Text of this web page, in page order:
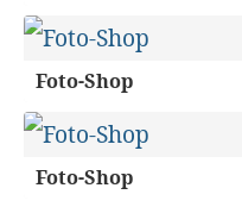
Foto-Shop
Foto-Shop